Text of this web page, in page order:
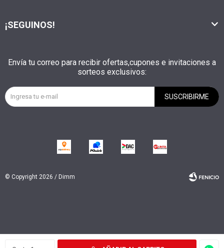
Envía tu correo para recibir ofertas,cupones e invitaciones a
sorteos exclusivos:
SUSCRIBIRME
¡SEGUINOS!
© Copyright 2026 / Dimm
Fenicio